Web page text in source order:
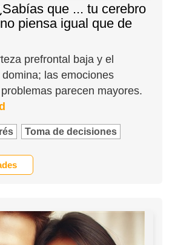
que ... tu cerebro
piensa igual que de
prefrontal baja y el
las emociones
parecen mayores.
Toma de decisiones